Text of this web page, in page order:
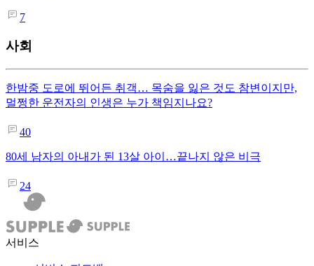
7
사회
한밤중 도로에 뛰어든 취객… 목숨을 잃은 것도 참변이지만,
멀쩡한 운전자의 인생은 누가 책임지나요?
40
80세 남자의 아내가 된 13살 아이…끝나지 않은 비극
24
서비스